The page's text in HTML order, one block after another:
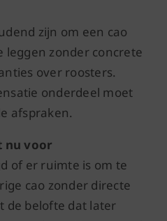
zijn om een cao
leggen zonder concrete
over roosters.
onderdeel moet
afspraken.
nu voor
of er ruimte is om te
cao zonder directe
de belofte dat later